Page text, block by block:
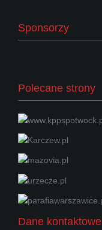
Sponsorzy
Polecane strony
Dane kontaktowe